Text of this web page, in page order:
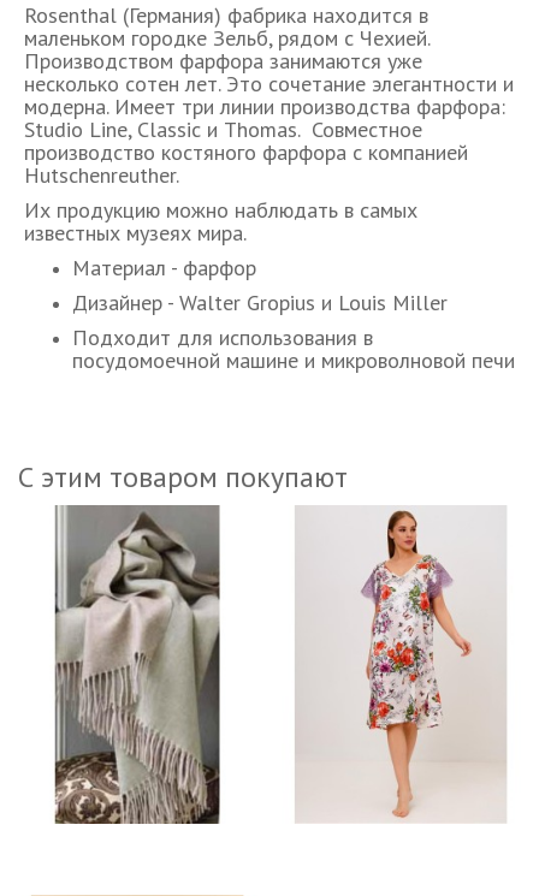
Rosenthal (Германия) фабрика находится в
маленьком городке Зельб, рядом с Чехией.
Производством фарфора занимаются уже
несколько сотен лет. Это сочетание элегантности и
модерна. Имеет три линии производства фарфора:
Studio Line, Classic и Thomas. Совместное
производство костяного фарфора с компанией
Hutschenreuther.
Их продукцию можно наблюдать в самых
известных музеях мира.
Материал - фарфор
Дизайнер - Walter Gropius и Louis Miller
Подходит для использования в
посудомоечной машине и микроволновой печи
С этим товаром покупают